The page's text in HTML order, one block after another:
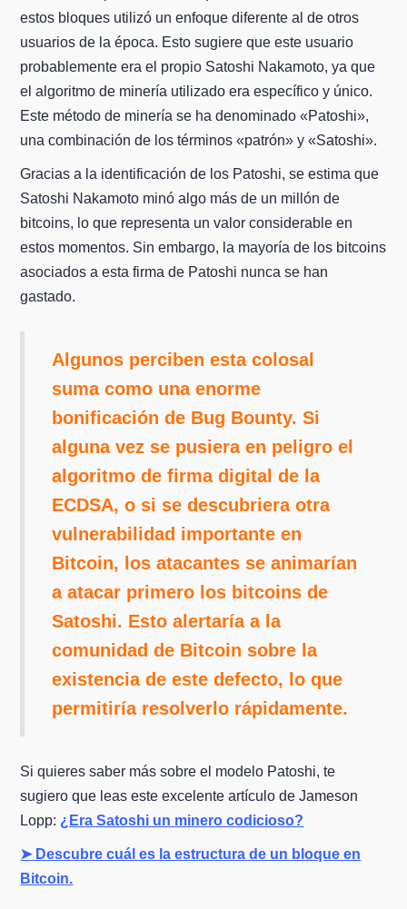
estos bloques utilizó un enfoque diferente al de otros
usuarios de la época. Esto sugiere que este usuario
probablemente era el propio Satoshi Nakamoto, ya que
el algoritmo de minería utilizado era específico y único.
Este método de minería se ha denominado «Patoshi»,
una combinación de los términos «patrón» y «Satoshi».
Gracias a la identificación de los Patoshi, se estima que
Satoshi Nakamoto minó algo más de un millón de
bitcoins, lo que representa un valor considerable en
estos momentos. Sin embargo, la mayoría de los bitcoins
asociados a esta firma de Patoshi nunca se han
gastado.
Algunos perciben esta colosal
suma como una enorme
bonificación de Bug Bounty. Si
alguna vez se pusiera en peligro el
algoritmo de firma digital de la
ECDSA, o si se descubriera otra
vulnerabilidad importante en
Bitcoin, los atacantes se animarían
a atacar primero los bitcoins de
Satoshi. Esto alertaría a la
comunidad de Bitcoin sobre la
existencia de este defecto, lo que
permitiría resolverlo rápidamente.
Si quieres saber más sobre el modelo Patoshi, te
sugiero que leas este excelente artículo de Jameson
Lopp: ¿Era Satoshi un minero codicioso?
➤ Descubre cuál es la estructura de un bloque en
Bitcoin.